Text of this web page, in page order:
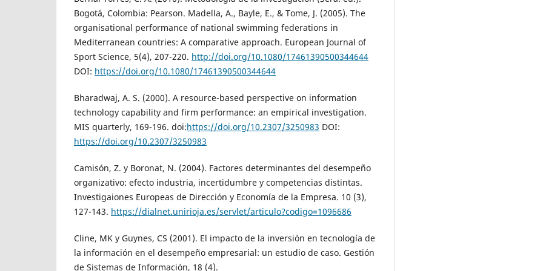
Bogotá, Colombia: Pearson. Madella, A., Bayle, E., & Tome, J. (2005). The
organisational performance of national swimming federations in
Mediterranean countries: A comparative approach. European Journal of
Sport Science, 5(4), 207-220. http://doi.org/10.1080/17461390500344644
DOI: https://doi.org/10.1080/17461390500344644
Bharadwaj, A. S. (2000). A resource-based perspective on information
technology capability and firm performance: an empirical investigation.
MIS quarterly, 169-196. doi:https://doi.org/10.2307/3250983 DOI:
https://doi.org/10.2307/3250983
Camisón, Z. y Boronat, N. (2004). Factores determinantes del desempeño
organizativo: efecto industria, incertidumbre y competencias distintas.
Investigaiones Europeas de Dirección y Economía de la Empresa. 10 (3),
127-143. https://dialnet.unirioja.es/servlet/articulo?codigo=1096686
Cline, MK y Guynes, CS (2001). El impacto de la inversión en tecnología de
la información en el desempeño empresarial: un estudio de caso. Gestión
de Sistemas de Información, 18 (4).